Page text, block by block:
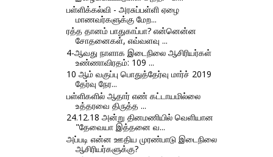
பள்ளிக்கல்வி - அரசுப்பள்ளி ஏழை
மாணவர்களுக்கு மேற...
ரத்த தானம் பாதுகாப்பா? என்னென்ன
சோதனைகள், எவ்வளவு ...
4-ஆவது நாளாக இடைநிலை ஆசிரியர்கள்
உண்ணாவிரதம்: 109 ...
10 ஆம் வகுப்பு பொதுத்தேர்வு மார்ச் 2019
தேர்வு நேர...
பள்ளிகளில் ஆதார் எண் கட்டாயமில்லை
உத்தரவை திருத்த ...
24.12.18 அன்று தினமணியில் வெளியான
"தேவையா இத்தனை வ...
அப்படி என்ன ஊதிய முரண்பாடு இடைநிலை
ஆசிரியர்களுக்கு?